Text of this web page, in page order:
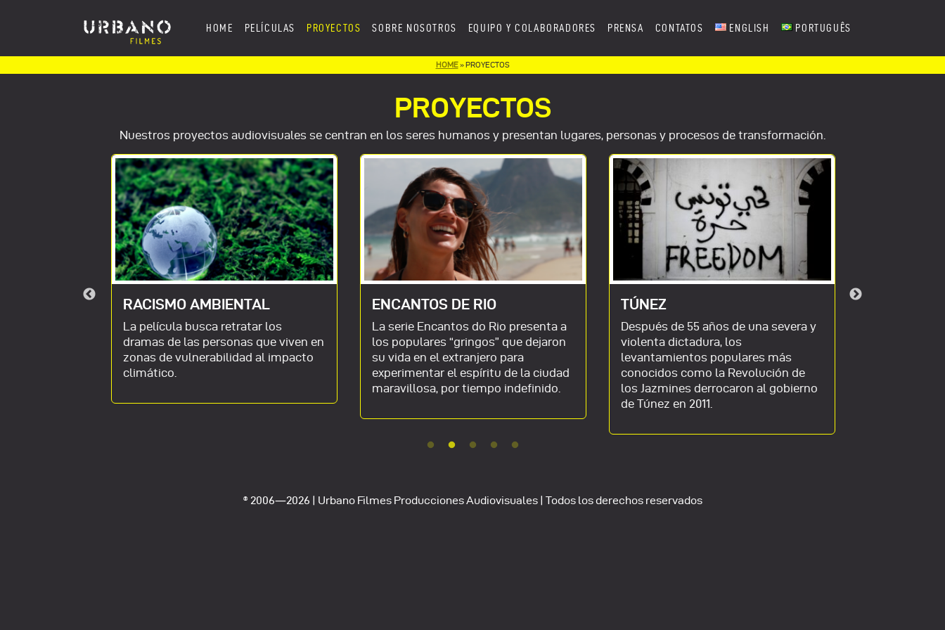
HOME PELÍCULAS PROYECTOS SOBRE NOSOTROS EQUIPO Y COLABORADORES PRENSA CONTATOS ENGLISH PORTUGUÊS
HOME»PROYECTOS
PROYECTOS
Nuestros proyectos audiovisuales se centran en los seres humanos y presentan lugares, personas y procesos de transformación.
RACISMO AMBIENTAL
La película busca retratar los
dramas de las personas que viven en
zonas de vulnerabilidad al impacto
climático.
ENCANTOS DE RIO
La serie Encantos do Rio presenta a
los populares “gringos” que dejaron
su vida en el extranjero para
experimentar el espíritu de la ciudad
maravillosa, por tiempo indefinido.
TÚNEZ
Después de 55 años de una severa y
violenta dictadura, los
levantamientos populares más
conocidos como la Revolución de
los Jazmines derrocaron al gobierno
de Túnez en 2011.
® 2006―2026 | Urbano Filmes Producciones Audiovisuales | Todos los derechos reservados